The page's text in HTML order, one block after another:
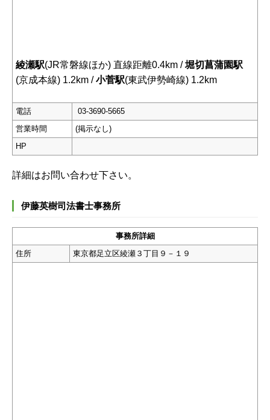
綾瀬駅(JR常磐線ほか) 直線距離0.4km /堀切菖蒲園駅
(京成本線) 1.2km /小菅駅(東武伊勢崎線) 1.2km
電話
03-3690-5665
営業時間
(掲示なし)
HP
詳細はお問い合わせ下さい。
伊藤英樹司法書士事務所
事務所詳細
住所
東京都足立区綾瀬３丁目９－１９